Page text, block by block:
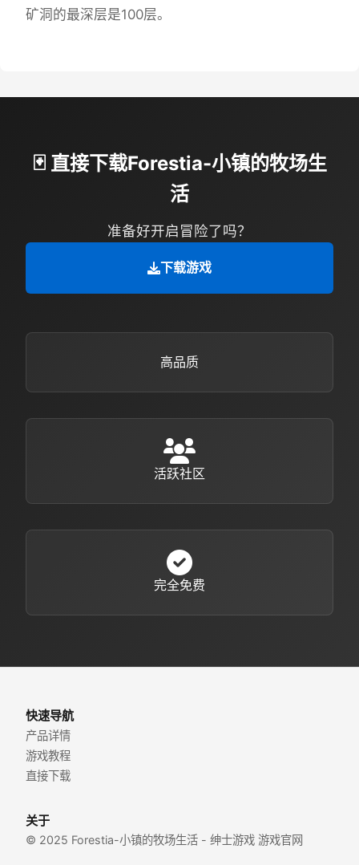
矿洞的最深层是100层。
🃏 直接下载Forestia-小镇的牧场生
活
准备好开启冒险了吗？
下载游戏
高品质
活跃社区
完全免费
快速导航
产品详情
游戏教程
直接下载
关于
© 2025 Forestia-小镇的牧场生活 - 绅士游戏 游戏官网